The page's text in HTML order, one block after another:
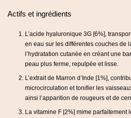
Actifs et ingrédients
L’acide hyaluronique 3G [6%],
en eau sur les différentes couches de
l’hydratation cutanée en créant une
peau plus ferme, repulpée et lisse.
L’extrait de Marron d’Inde [1%],
microcirculation et tonifier les
ainsi l’apparition de rougeurs et de
La vitamine F [2%] mime